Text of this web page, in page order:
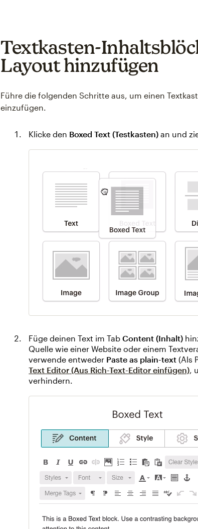
Textkasten-
Layout hinzufügen
Führe die folgenden Schritte aus, um einen
einzufügen.
Klicke den Boxed Text (Testkasten) an und
Füge deinen Text im TabContent (Inhalt)
Quelle wie einer Website oder einem
verwende entweder Paste as plain-text (Als
Text Editor (Aus Rich-Text-Editor einfügen)
verhindern.